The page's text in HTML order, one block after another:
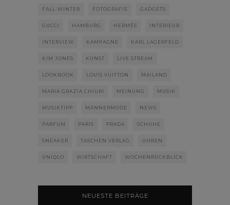
FALL-WINTER FOTOGRAFIE GADGETS
GUCCI HAMBURG HERMÈS INTERIEUR
INTERVIEW KAMPAGNE KARL LAGERFELD
KIM JONES KUNST LIVE STREAM
LOOKBOOK LOUIS VUITTON MAILAND
MARIA GRAZIA CHIURI MEINUNG MUSIK
MUSIKTIPP MÄNNERMODE NEWS
PARFUM PARIS PRADA SCHUHE
SNEAKER TASCHEN VERLAG UHREN
UNIQLO WIRTSCHAFT WOCHENRÜCKBLICK
NEUESTE BEITRÄGE